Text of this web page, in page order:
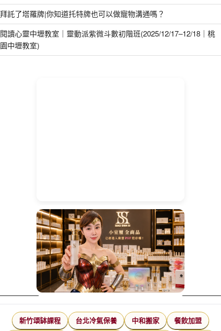
拜託了塔羅牌|你知道托特牌也可以做寵物溝通嗎？
閱讀心靈中壢教室｜靈動派紫微斗數初階班(2025/12/17–12/18｜桃
園中壢教室)
新竹頌缽課程 台北冷氣保養 中和搬家 餐飲加盟